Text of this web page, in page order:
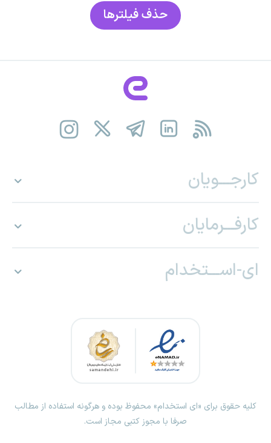
حذف فیلتر‌ها
کارجـــویان
کارفـــرمایان
ای-اســـتخدام
کلیه حقوق برای «ای استخدام» محفوظ بوده و هرگونه استفاده از مطالب
صرفا با مجوز کتبی مجاز است.